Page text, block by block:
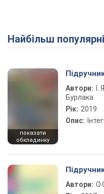
Найбільш
показати
обкладинку
Автори:
Бурлака
Рік: 2019
Опис:
Автори: